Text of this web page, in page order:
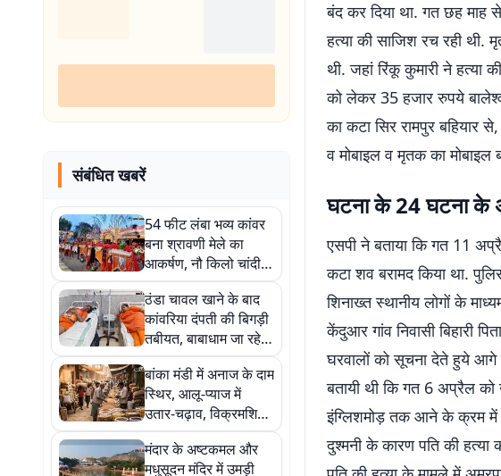
संबंधित खबरें
54 फीट लंबा भव्य कांवर
बना श्रावणी मेले का
आकर्षण, नौ किलो चांदी
के मुकुट और शिव-पार्वती
की झांकी ने मोहा मन
ठंडा चावल खाने के बाद
कांवरिया दंपती की बिगड़ी
तबीयत, बाबाधाम जा रहे
शिवभक्त अस्पताल में भर्ती
बांका मंडी में अनाज के दाम
स्थिर, आलू-प्याज में
उतार-चढ़ाव, विक्रमशिला
सेतु बंद होने से बढ़ा माल
ढुलाई खर्च
मंदार के अष्टकमल और
मधुसूदन मंदिर में उमड़ी
बंद कर दिया था. गत छह माह
हत्या की साजिश रच रही थी.
थी. जहां रिंकू कुमारी ने
को लेकर 35 हजार रुपये
का कटा सिर रामपुर बहियार
व मोबाइल व मृतक का मोबाइल
घटना के 24 घटना के
एसपी ने बताया कि गत 11
कटा शव बरामद किया था.
शिनाख्त स्थानीय लोगों के
केंदुआर गांव निवासी बिहारी
घरवालों को सूचना देते हुये आगे
बतायी थी कि गत 6 अप्रैल
इंग्लिशमोड़ तक आने के क्रम में
दुश्मनी के कारण पति की